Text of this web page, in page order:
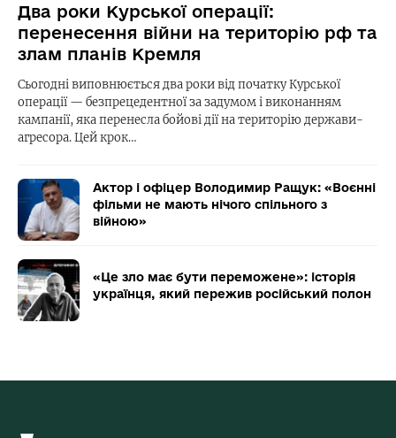
Два роки Курської операції:
перенесення війни на територію рф та
злам планів Кремля
Сьогодні виповнюється два роки від початку Курської
операції — безпрецедентної за задумом і виконанням
кампанії, яка перенесла бойові дії на територію держави-
агресора. Цей крок…
Актор і офіцер Володимир Ращук: «Воєнні
фільми не мають нічого спільного з
війною»
«Це зло має бути переможене»: історія
українця, який пережив російський полон